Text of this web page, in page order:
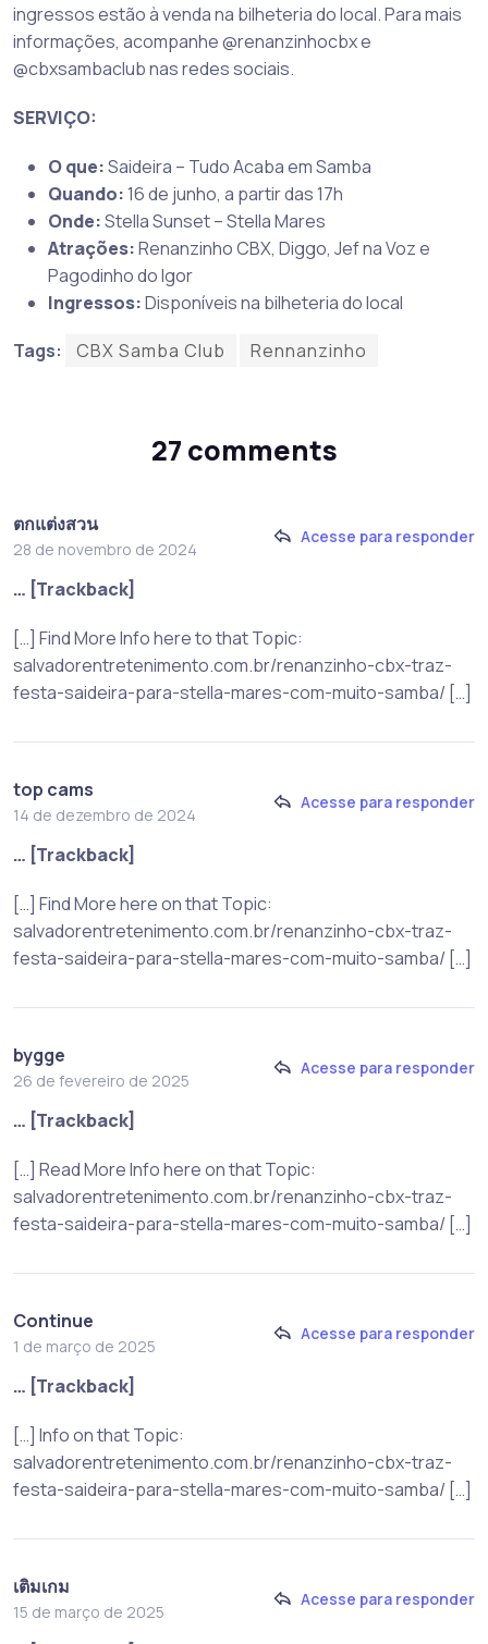
ingressos estão à venda na bilheteria do local. Para mais
informações, acompanhe @renanzinhocbx e
@cbxsambaclub nas redes sociais.
SERVIÇO:
O que:Saideira – Tudo Acaba em Samba
Quando:16 de junho, a partir das 17h
Onde:Stella Sunset – Stella Mares
Atrações:Renanzinho CBX, Diggo, Jef na Voz e
Pagodinho do Igor
Ingressos:Disponíveis na bilheteria do local
Tags:
CBX Samba Club Rennanzinho
27 comments
ตกแต่งสวน
28 de novembro de 2024
Acesse para responder
… [Trackback]
[…] Find More Info here to that Topic:
salvadorentretenimento.com.br/renanzinho-cbx-traz-
festa-saideira-para-stella-mares-com-muito-samba/ […]
top cams
14 de dezembro de 2024
Acesse para responder
… [Trackback]
[…] Find More here on that Topic:
salvadorentretenimento.com.br/renanzinho-cbx-traz-
festa-saideira-para-stella-mares-com-muito-samba/ […]
bygge
26 de fevereiro de 2025
Acesse para responder
… [Trackback]
[…] Read More Info here on that Topic:
salvadorentretenimento.com.br/renanzinho-cbx-traz-
festa-saideira-para-stella-mares-com-muito-samba/ […]
Continue
1 de março de 2025
Acesse para responder
… [Trackback]
[…] Info on that Topic:
salvadorentretenimento.com.br/renanzinho-cbx-traz-
festa-saideira-para-stella-mares-com-muito-samba/ […]
เติมเกม
15 de março de 2025
Acesse para responder